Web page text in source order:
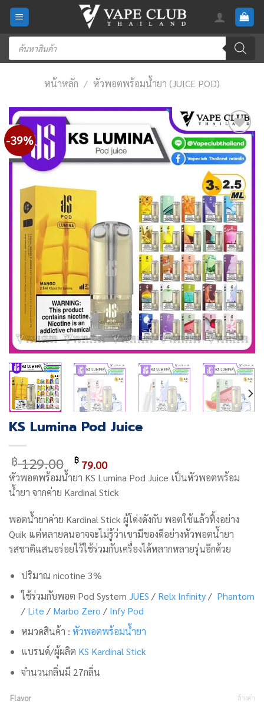
Skip
content
Products
search
หน้าหลัก / หัวพอตพร้อมน้ำยา (JUICE POD)
-39%
Add
to
wishlist
KS Lumina Pod Juice
฿129.00 Original
price
was:
฿79.00Current
price
is:
หัวพอตพร้อมน้ำยา KS Lumina Pod Juice เป็นหัวพอตพร้อม
น้ำยา จากค่าย Kardinal Stick
พอตน้ำยาค่าย Kardinal Stick ผู้โด่งดังกับ พอตใช้แล้วทิ้งอย่าง
Quik แต่หลายคนอาจจะไม่รู้ว่าเขามีของดีอย่างหัวพอตน้ำยา
รสชาติแสนอร่อยไว้ใช้ร่วมกับเครื่องได้หลากหลายรุ่นอีกด้วย
ปริมาณ nicotine 3%
ใช้ร่วมกับพอต Pod System JUES / Relx Infinity/ Phantom
/ Lite / Marbo Zero / Infy Pod
หมวดสินค้า : หัวพอตพร้อมน้ำยา
แบรนด์/ผู้ผลิต KS Kardinal Stick
จำนวนกลิ่นมี 27กลิ่น
Flavor ล้างค่า